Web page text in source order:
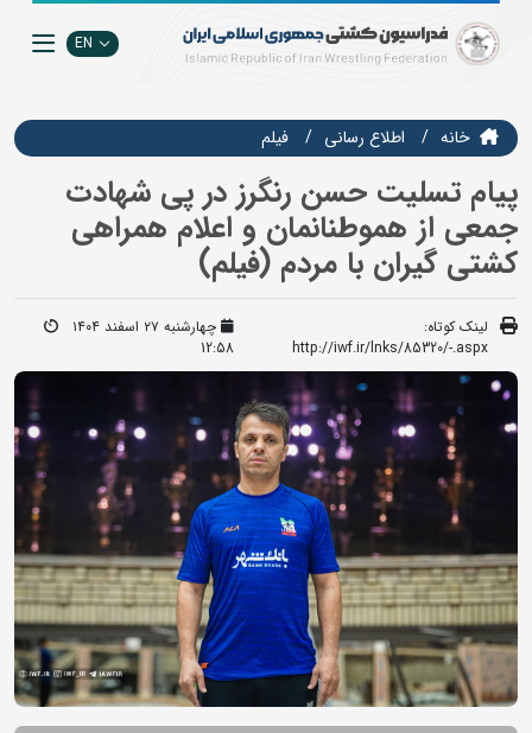
EN
خانه اطلاع رسانی فيلم
پیام تسلیت حسن رنگرز در پی شهادت
جمعی از هموطنانمان و اعلام همراهی
کشتی گیران با مردم (فیلم)
لینک کوتاه:
http://iwf.ir/lnks/85320/-.aspx
چهارشنبه ۲۷ اسفند ۱۴۰۴
12:58